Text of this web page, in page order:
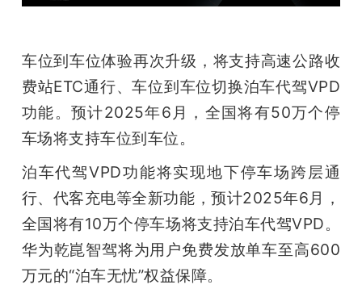
车位到车位体验再次升级，将支持高速公路收
费站ETC通行、车位到车位切换泊车代驾VPD
功能。预计2025年6月，全国将有50万个停
车场将支持车位到车位。
泊车代驾VPD功能将实现地下停车场跨层通
行、代客充电等全新功能，预计2025年6月，
全国将有10万个停车场将支持泊车代驾VPD。
华为乾崑智驾将为用户免费发放单车至高600
万元的“泊车无忧”权益保障。